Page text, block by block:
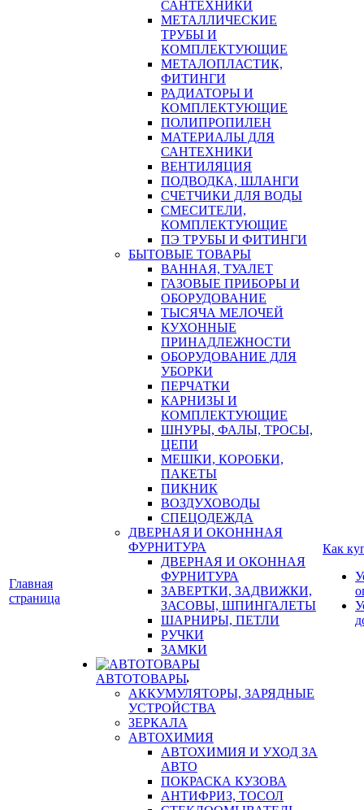
Главная
страница
САНТЕХНИКИ
МЕТАЛЛИЧЕСКИЕ
ТРУБЫ И
КОМПЛЕКТУЮЩИЕ
МЕТАЛОПЛАСТИК,
ФИТИНГИ
РАДИАТОРЫ И
КОМПЛЕКТУЮЩИЕ
ПОЛИПРОПИЛЕН
МАТЕРИАЛЫ ДЛЯ
САНТЕХНИКИ
ВЕНТИЛЯЦИЯ
ПОДВОДКА, ШЛАНГИ
СЧЕТЧИКИ ДЛЯ ВОДЫ
СМЕСИТЕЛИ,
КОМПЛЕКТУЮЩИЕ
ПЭ ТРУБЫ И ФИТИНГИ
БЫТОВЫЕ ТОВАРЫ
ВАННАЯ, ТУАЛЕТ
ГАЗОВЫЕ ПРИБОРЫ И
ОБОРУДОВАНИЕ
ТЫСЯЧА МЕЛОЧЕЙ
КУХОННЫЕ
ПРИНАДЛЕЖНОСТИ
ОБОРУДОВАНИЕ ДЛЯ
УБОРКИ
ПЕРЧАТКИ
КАРНИЗЫ И
КОМПЛЕКТУЮЩИЕ
ШНУРЫ, ФАЛЫ, ТРОСЫ,
ЦЕПИ
МЕШКИ, КОРОБКИ,
ПАКЕТЫ
ПИКНИК
ВОЗДУХОВОДЫ
СПЕЦОДЕЖДА
ДВЕРНАЯ И ОКОНННАЯ
ФУРНИТУРА
ДВЕРНАЯ И ОКОННАЯ
ФУРНИТУРА
ЗАВЕРТКИ, ЗАДВИЖКИ,
ЗАСОВЫ, ШПИНГАЛЕТЫ
ШАРНИРЫ, ПЕТЛИ
РУЧКИ
ЗАМКИ
АВТОТОВАРЫ
АККУМУЛЯТОРЫ, ЗАРЯДНЫЕ
УСТРОЙСТВА
ЗЕРКАЛА
АВТОХИМИЯ
АВТОХИМИЯ И УХОД ЗА
АВТО
ПОКРАСКА КУЗОВА
АНТИФРИЗ, ТОСОЛ
Как